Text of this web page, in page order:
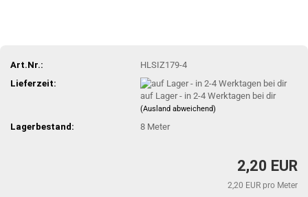
Art.Nr.:
HLSIZ179-4
Lieferzeit:
auf Lager - in 2-4 Werktagen bei dir
(Ausland abweichend)
Lagerbestand: 8 Meter
2,20 EUR
2,20 EUR pro Meter